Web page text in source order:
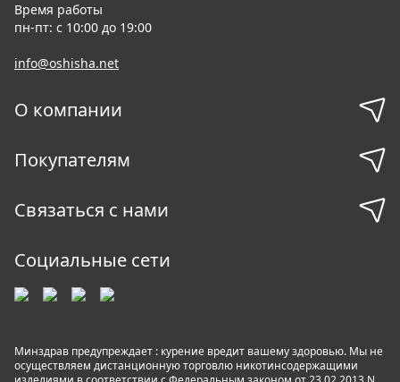
Время работы
пн-пт: с 10:00 до 19:00
info@oshisha.net
О компании
Покупателям
Связаться с нами
Социальные сети
Минздрав предупреждает : курение вредит вашему здоровью. Мы не
осуществляем дистанционную торговлю никотинсодержащими